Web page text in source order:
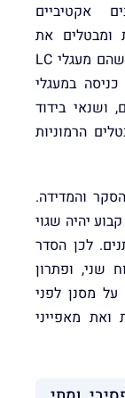
אקטיביים
ומבטלים את
העיוות בנקודת החיבור, מסננים פסיביים שהם מעגלי LC
במעגלי
ושנאי בידוד
הרמוניות
והמדידה.
יהיה שגוי
לכן הסדר
שני, ופתרון
מסנן לפני
ואת מאפייני